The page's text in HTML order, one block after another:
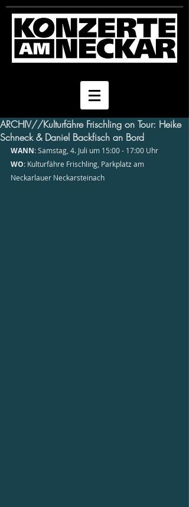
ARCHIV//Kulturfähre Frischling on Tour: Heike
Schneck & Daniel Backfisch an Bord
WANN: Samstag, 4. Juli um 15:00 - 17:00 Uhr
WO: Kulturfähre Frischling, Parkplatz am
Neckarlauer Neckarsteinach